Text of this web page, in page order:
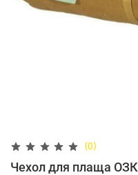
(0)
Чехол для плаща ОЗК